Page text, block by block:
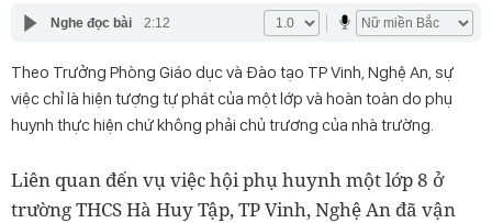
Nghe đọc bài 2:12
Theo Trưởng Phòng Giáo dục và Đào tạo TP Vinh, Nghệ An, sự
việc chỉ là hiện tượng tự phát của một lớp và hoàn toàn do phụ
huynh thực hiện chứ không phải chủ trương của nhà trường.
Liên quan đến vụ việc hội phụ huynh một lớp 8 ở
trường THCS Hà Huy Tập, TP Vinh, Nghệ An đã vận